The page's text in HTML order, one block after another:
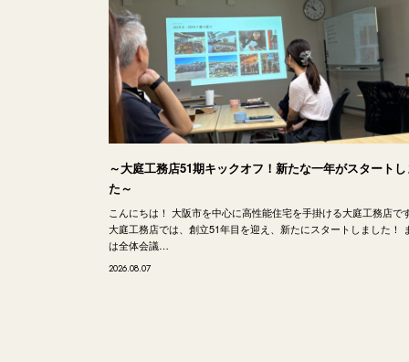
～大庭工務店51期キックオフ！新たな一年がスタート
た～
こんにちは！ 大阪市を中心に高性能住宅を手掛ける大庭工務店で
大庭工務店では、創立51年目を迎え、新たにスタートしました！
は全体会議…
2026.08.07